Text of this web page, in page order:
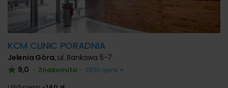
KCM CLINIC PORADNIA
Jelenia Góra, ul. Bankowa 5-7
9,0 • Znakomita • 2830 opinii